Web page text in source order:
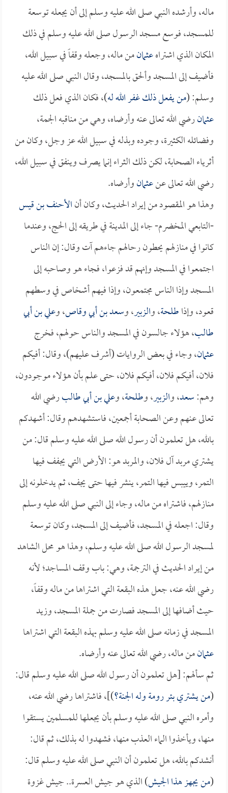
ماله، وأرشده النبي صلى الله عليه وسلم إلى أن يجعله توسعة
للمسجد، فوسع مسجد الرسول صلى الله عليه وسلم في ذلك
المكان الذي اشتراهعثمانمن ماله، وجعله وقفاً في سبيل الله،
فأضيف إلى المسجد وألحق بالمسجد، وقال النبي صلى الله عليه
وسلم: (من يفعل ذلك غفر الله له)، فكان الذي فعل ذلك
عثمانرضي الله تعالى عنه وأرضاه، وهي من مناقبه الجمة،
وفضائله الكثيرة، وجوده وبذله في سبيل الله عز وجل، وكان من
أثرياء الصحابة، لكن ذلك الثراء إنما يصرف وينفق في سبيل الله،
رضي الله تعالى عنعثمانوأرضاه.
وهذا هو المقصود من إيراد الحديث، وكان أنالأحنف بن قيس
-التابعي المخضرم- جاء إلى المدينة في طريقه إلى الحج، وعندما
كانوا في منازلهم يحطون رحالهم جاءهم آت وقال: إن الناس
اجتمعوا في المسجد وإنهم قد فزعوا، فجاء هو وصاحبه إلى
المسجد وإذا الناس مجتمعون، وإذا فيهم أشخاص في وسطهم
قعود، وإذاطلحة، والزبير، وسعد بن أبي وقاص، وعلي بن أبي
طالب، هؤلاء جالسون في المسجد والناس حولهم، فخرج
عثمان، وجاء في بعض الروايات (أشرف عليهم)، وقال: أفيكم
فلان، أفيكم فلان، أفيكم فلان، حتى علم بأن هؤلاء موجودون،
وهم:سعد، والزبير، وطلحة، وعلي بن أبي طالبرضي الله
تعالى عنهم وعن الصحابة أجمعين، فاستشهدهم وقال: أشهدكم
بالله، هل تعلمون أن رسول الله صلى الله عليه وسلم قال: من
يشتري مربد آل فلان، والمربد هو: الأرض التي يجفف فيها
التمر، وييبس فيها التمر، ينشر فيها حتى يجف، ثم يدخلونه إلى
منازلهم، فاشتراه من ماله، وجاء إلى النبي صلى الله عليه وسلم
وقال: اجعله في المسجد، فأضيف إلى المسجد، وكان توسعة
لمسجد الرسول الله صلى الله عليه وسلم، وهذا هو محل الشاهد
من إيراد الحديث في الترجمة، وهي: باب وقف المساجد؛ لأنه
رضي الله عنه، جعل هذه البقعة التي اشتراها من ماله وقفاً،
حيث أضافها إلى المسجد فصارت من جملة المسجد، وزيد
المسجد في زمانه صلى الله عليه وسلم بهذه البقعة التي اشتراها
عثمانمن ماله، رضي الله تعالى عنه وأرضاه.
ثم سألهم: [هل تعلمون أن رسول الله صلى الله عليه وسلم قال:
(من يشتري بئر رومة وله الجنة؟)]، فاشتراها رضي الله عنه،
وأمره النبي صلى الله عليه وسلم بأن يجعلها للمسلمين يستقوا
منها، ويأخذوا الماء العذب منها، فشهدوا له بذلك، ثم قال:
أنشدكم بالله، هل تعلمون أن النبي صلى الله عليه وسلم قال:
(من يجهز هذا الجيش) الذي هو جيش العسرة.. جيش غزوة